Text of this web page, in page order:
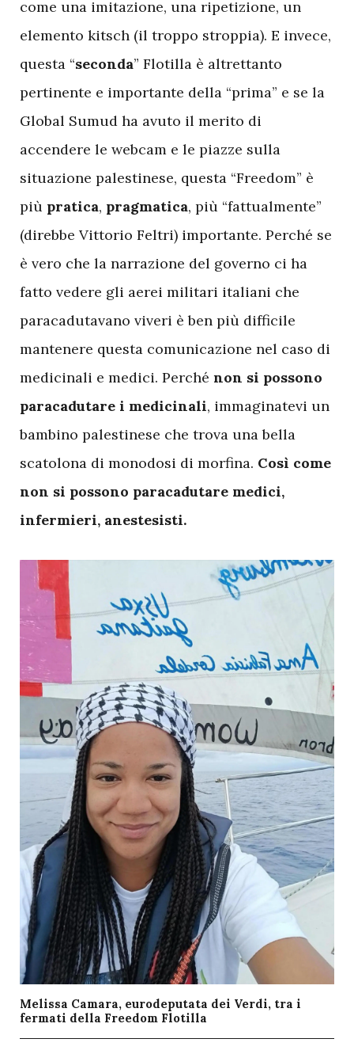
come una imitazione, una ripetizione, un
elemento kitsch (il troppo stroppia). E invece,
questa “seconda” Flotilla è altrettanto
pertinente e importante della “prima” e se la
Global Sumud ha avuto il merito di
accendere le webcam e le piazze sulla
situazione palestinese, questa “Freedom” è
più pratica, pragmatica, più “fattualmente”
(direbbe Vittorio Feltri) importante. Perché se
è vero che la narrazione del governo ci ha
fatto vedere gli aerei militari italiani che
paracadutavano viveri è ben più difficile
mantenere questa comunicazione nel caso di
medicinali e medici. Perché non si possono
paracadutare i medicinali, immaginatevi un
bambino palestinese che trova una bella
scatolona di monodosi di morfina. Così come
non si possono paracadutare medici,
infermieri, anestesisti.
Melissa Camara, eurodeputata dei Verdi, tra i
fermati della Freedom Flotilla